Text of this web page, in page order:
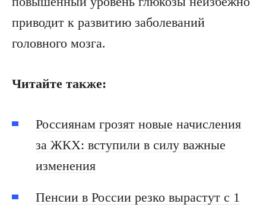
приводит к развитию заболеваний
головного мозга.
Читайте также:
Россиянам грозят новые начисления
за ЖКХ: вступили в силу важные
изменения
Пенсии в России резко вырастут с 1